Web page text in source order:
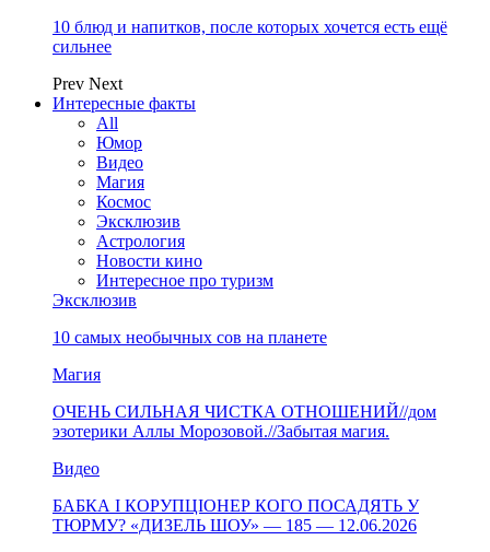
10 блюд и напитков, после которых хочется есть ещё
сильнее
Prev Next
Интересные факты
All
Юмор
Видео
Магия
Космос
Эксклюзив
Астрология
Новости кино
Интересное про туризм
Эксклюзив
10 самых необычных сов на планете
Магия
ОЧЕНЬ СИЛЬНАЯ ЧИСТКА ОТНОШЕНИЙ//дом
эзотерики Аллы Морозовой.//Забытая магия.
Видео
БАБКА І КОРУПЦІОНЕР КОГО ПОСАДЯТЬ У
ТЮРМУ? «ДИЗЕЛЬ ШОУ» — 185 — 12.06.2026